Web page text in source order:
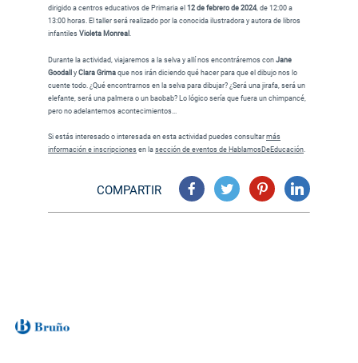
dirigido a centros educativos de Primaria el 12 de febrero de 2024, de 12:00 a
13:00 horas. El taller será realizado por la conocida ilustradora y autora de libros
infantilesVioleta Monreal.
Durante la actividad, viajaremos a la selva y allí nos encontráremos conJane
GoodallyClara Grimaque nos irán diciendo qué hacer para que el dibujo nos lo
cuente todo. ¿Qué encontrarnos en la selva para dibujar? ¿Será una jirafa, será un
elefante, será una palmera o un baobab? Lo lógico sería que fuera un chimpancé,
pero no adelantemos acontecimientos...
Si estás interesado o interesada en esta actividad puedes consultarmás
información e inscripcionesen lasección de eventos de HablamosDeEducación
COMPARTIR